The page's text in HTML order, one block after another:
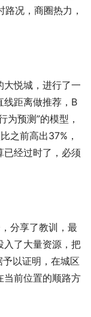
况，商圈热力，
大悦城，进行了一
线距离做推荐，B
为预测”的模型，
之前高出37%，
已经过时了，必须
分享了教训，最
入了大量资源，把
以证明，在城区
当前位置的顺路方